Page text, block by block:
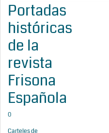
Portadas
históricas
de la
revista
Frisona
Española
0
Carteles de